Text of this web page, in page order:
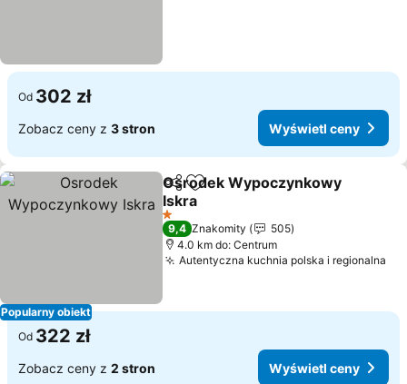
Od 302 zł
Zobacz ceny z 3 stron Wyświetl ceny
Popularny obiekt
UdostępnijDodaj do ulubionych
Osrodek Wypoczynkowy
Iskra
1 Kategoria
9,4 Znakomity
505
4.0 km do: Centrum
Autentyczna kuchnia polska i regionalna
Od 322 zł
Zobacz ceny z 2 stron Wyświetl ceny